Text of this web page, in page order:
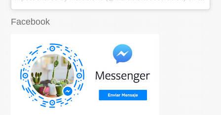
Facebook